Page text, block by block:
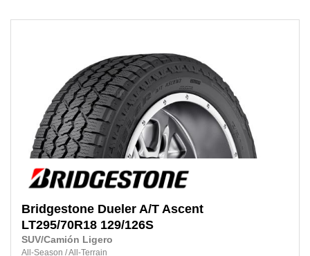
Bridgestone Dueler A/T Ascent
LT295/70R18 129/126S
SUV/Camión Ligero
All-Season /All-Terrain